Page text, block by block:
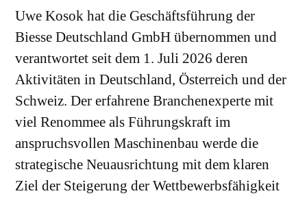
Uwe Kosok hat die Geschäftsführung der
Biesse Deutschland GmbH übernommen und
verantwortet seit dem 1. Juli 2026 deren
Aktivitäten in Deutschland, Österreich und der
Schweiz. Der erfahrene Branchenexperte mit
viel Renommee als Führungskraft im
anspruchsvollen Maschinenbau werde die
strategische Neuausrichtung mit dem klaren
Ziel der Steigerung der Wettbewerbsfähigkeit